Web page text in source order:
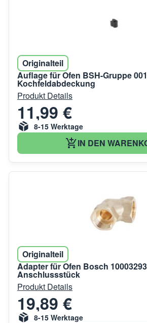
Originalteil
Auflage für Ofen BSH-Gruppe
Kochfeldabdeckung
Produkt Details
11,99 €
8-15 Werktage
IN DEN
Originalteil
Adapter für Ofen Bosch 10003293
Anschlussstück
Produkt Details
19,89 €
8-15 Werktage